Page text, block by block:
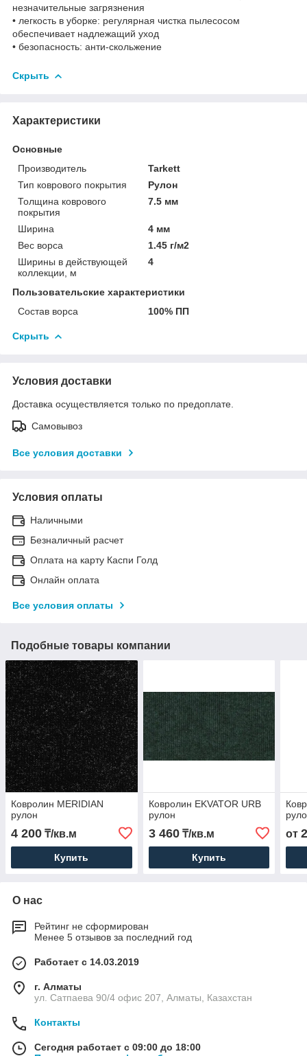
незначительные загрязнения
• легкость в уборке: регулярная чистка пылесосом
обеспечивает надлежащий уход
• безопасность: анти-скольжение
Скрыть
Характеристики
Основные
Производитель
Tarkett
Тип коврового покрытия
Рулон
Толщина коврового
покрытия
7.5 мм
Ширина
4 мм
Вес ворса
1.45 г/м2
Ширины в действующей
коллекции, м
4
Пользовательские характеристики
Состав ворса
100% ПП
Скрыть
Условия доставки
Доставка осуществляется только по предоплате.
Самовывоз
Все условия доставки
Условия оплаты
Наличными
Безналичный расчет
Оплата на карту Каспи Голд
Онлайн оплата
Все условия оплаты
Подобные товары компании
Ковролин MERIDIAN
рулон
4 200 ₸/кв.м
Купить
Ковролин EKVATOR URB
рулон
3 460₸/кв.м
Купить
от
О нас
Рейтинг не сформирован
Менее 5 отзывов за последний год
Работает с 14.03.2019
г. Алматы
ул. Сатпаева 90/4 офис 207, Алматы, Казахстан
Контакты
Сегодня работает с 09:00 до 18:00